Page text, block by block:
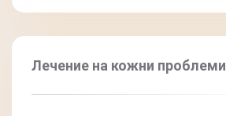
Лечение на кожни проблеми